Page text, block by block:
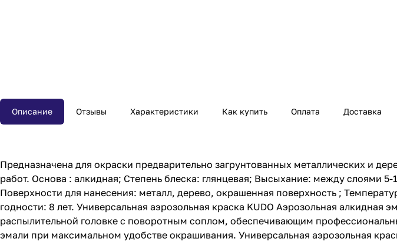
Описание Отзывы Характеристики Как купить Оплата Доставка
Предназначена для окраски предварительно загрунтованных металлических и
работ. Основа : алкидная; Степень блеска: глянцевая; Высыхание: между слоями
Поверхности для нанесения: металл, дерево, окрашенная поверхность ;
годности: 8 лет. Универсальная аэрозольная краска KUDO Аэрозольная алкидная
распылительной головке с поворотным соплом, обеспечивающим
эмали при максимальном удобстве окрашивания. Универсальная аэрозольная